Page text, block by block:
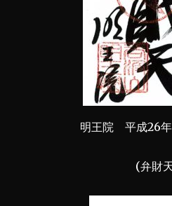
明王院 平成26年
(弁財